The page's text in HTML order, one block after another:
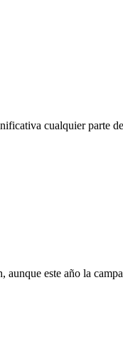
cualquier parte
este año la